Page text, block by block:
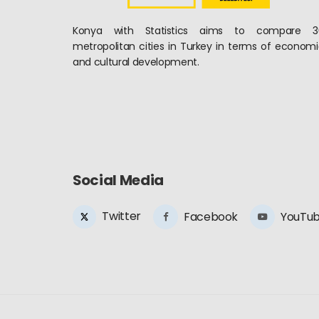
Kilistra
Kilistra Katır İni
yapılan beş
önemli yerleşim
Konya with Statistics aims to compare
metropolitan cities in Turkey in terms of
and cultural development.
Social Media
Twitter Facebook